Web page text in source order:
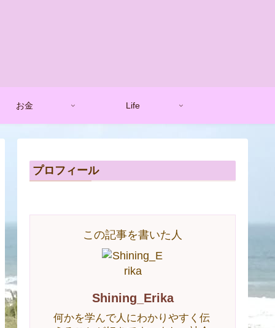
お金 Life
プロフィール
この記事を書いた人
Shining_Erika
何かを学んで人にわかりやすく伝